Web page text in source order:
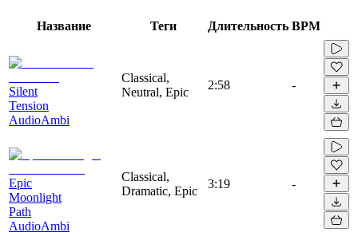
Название Теги Длительность BPM
Silent
Tension
AudioAmbi
Classical,
Neutral, Epic
2:58 -
Epic
Moonlight
Path
AudioAmbi
Classical,
Dramatic, Epic
3:19 -